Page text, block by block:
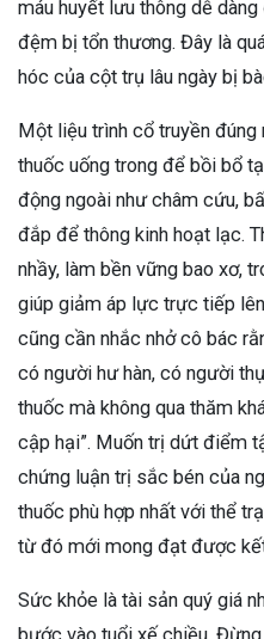
máu huyết lưu thông dễ
đệm bị tổn thương. Đây là
hóc của cột trụ lâu ngày bị
Một liệu trình cổ truyền
thuốc uống trong để bồi bổ
động ngoài như châm cứu,
đắp để thông kinh hoạt lạc.
nhầy, làm bền vững bao xơ,
giúp giảm áp lực trực tiếp
cũng cần nhắc nhở cô bác
có người hư hàn, có người
thuốc mà không qua thăm
cập hại”. Muốn trị dứt điểm
chứng luận trị sắc bén của
thuốc phù hợp nhất với thể
từ đó mới mong đạt được
Sức khỏe là tài sản quý giá